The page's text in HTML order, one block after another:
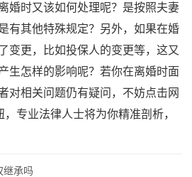
婚时又该如何处理呢？是按照夫妻
有其他特殊规定？另外，如果在婚
变更，比如投保人的变更等，这又
生怎样的影响呢？若你在离婚时面
对相关问题仍有疑问，不妨点击网
，专业法律人士将为你精准剖析，
继承吗